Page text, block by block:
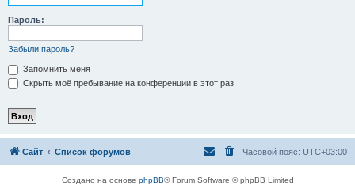
Пароль:
Забыли пароль?
Запомнить меня
Скрыть моё пребывание на конференции в этот раз
Сайт Список форумов Часовой пояс: UTC+03:00
Создано на основе phpBB® Forum Software © phpBB Limited